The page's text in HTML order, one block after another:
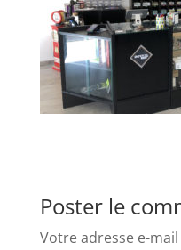
Poster le
Votre adresse e-